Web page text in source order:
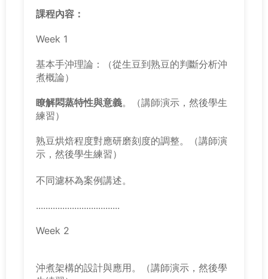
課程內容 ：
Week 1
基本手沖理論：（從生豆到熟豆的判斷分析沖
煮概論）
瞭解悶蒸特性與意義。
（講師演示，然後學生
練習）
熟豆烘焙程度對應研磨刻度的調整。（講師演
示，然後學生練習）
不同濾杯為案例講述。
...................................
Week 2
沖煮架構的設計與應用。
（講師演示，然後學